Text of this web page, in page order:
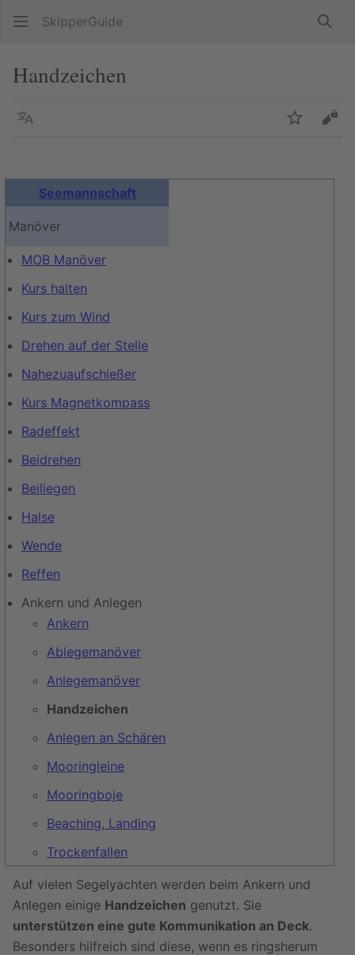
SkipperGuide
Handzeichen
Sprache
Seemannschaft
Manöver
MOB Manöver
Kurs halten
Kurs zum Wind
Drehen auf der Stelle
Nahezuaufschießer
Kurs Magnetkompass
Radeffekt
Beidrehen
Beiliegen
Halse
Wende
Reffen
Ankern und Anlegen
Ankern
Ablegemanöver
Anlegemanöver
Handzeichen
Anlegen an Schären
Mooringleine
Mooringboje
Beaching, Landing
Trockenfallen
Auf vielen Segelyachten werden beim Ankern und
Anlegen einige Handzeichen genutzt. Sie
unterstützen eine gute Kommunikation an Deck.
Besonders hilfreich sind diese, wenn es ringsherum